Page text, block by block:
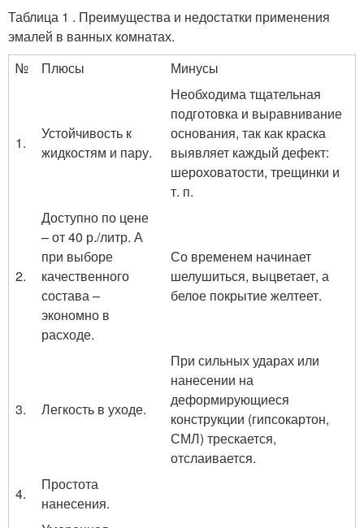
Таблица 1 . Преимущества и недостатки применения
эмалей в ванных комнатах.
№
Плюсы Минусы
1.
Устойчивость к
жидкостям и пару.
Необходима тщательная
подготовка и выравнивание
основания, так как краска
выявляет каждый дефект:
шероховатости, трещинки и
т. п.
2.
Доступно по цене
– от 40 р./литр. А
при выборе
качественного
состава –
экономно в
расходе.
Со временем начинает
шелушиться, выцветает, а
белое покрытие желтеет.
3. Легкость в уходе.
При сильных ударах или
нанесении на
деформирующиеся
конструкции (гипсокартон,
СМЛ) трескается,
отслаивается.
4.
Простота
нанесения.